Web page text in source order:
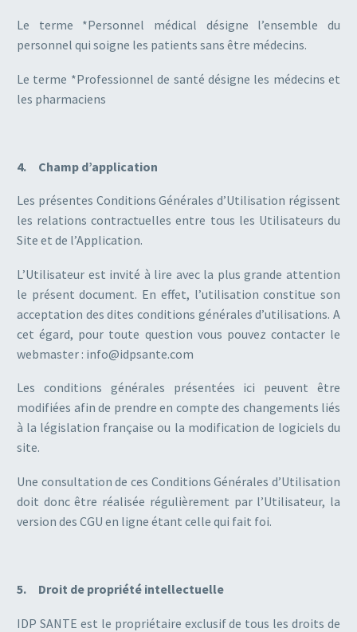
Le terme *Personnel médical désigne l’ensemble du
personnel qui soigne les patients sans être médecins.
Le terme *Professionnel de santé désigne les médecins et
les pharmaciens
4. Champ d’application
Les présentes Conditions Générales d’Utilisation régissent
les relations contractuelles entre tous les Utilisateurs du
Site et de l’Application.
L’Utilisateur est invité à lire avec la plus grande attention
le présent document. En effet, l’utilisation constitue son
acceptation des dites conditions générales d’utilisations. A
cet égard, pour toute question vous pouvez contacter le
webmaster : info@idpsante.com
Les conditions générales présentées ici peuvent être
modifiées afin de prendre en compte des changements liés
à la législation française ou la modification de logiciels du
site.
Une consultation de ces Conditions Générales d’Utilisation
doit donc être réalisée régulièrement par l’Utilisateur, la
version des CGU en ligne étant celle qui fait foi.
5. Droit de propriété intellectuelle
IDP SANTE est le propriétaire exclusif de tous les droits de